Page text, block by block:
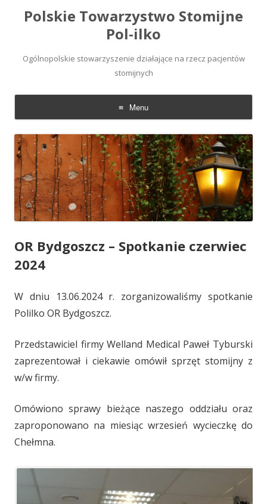
Polskie Towarzystwo Stomijne
Pol-ilko
Ogólnopolskie stowarzyszenie działające na rzecz pacjentów
stomijnych
Menu
Skip
to
content
OR Bydgoszcz – Spotkanie czerwiec
2024
W dniu 13.06.2024 r. zorganizowaliśmy spotkanie
Polilko OR Bydgoszcz.
Przedstawiciel firmy Welland Medical Paweł Tyburski
zaprezentował i ciekawie omówił sprzęt stomijny z
w/w firmy.
Omówiono sprawy bieżące naszego oddziału oraz
zaproponowano na miesiąc wrzesień wycieczkę do
Chełmna.